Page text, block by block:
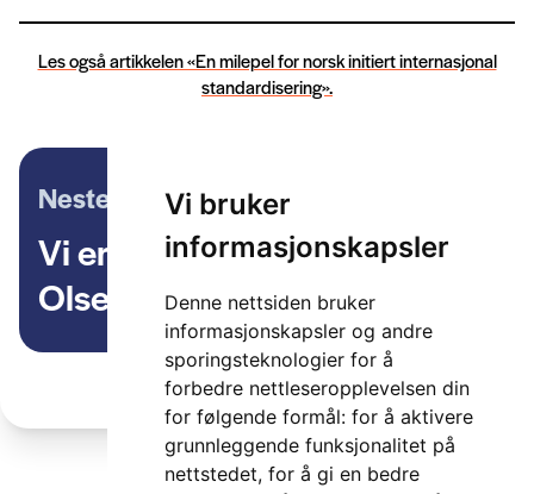
Vi bruker
informasjonskapsler
Denne nettsiden bruker
informasjonskapsler og andre
sporingsteknologier for å
forbedre nettleseropplevelsen din
for følgende formål: for å aktivere
grunnleggende funksjonalitet på
nettstedet, for å gi en bedre
Les også artikkelen «En milepel for norsk initiert internasjonal
standardisering».
Neste artikkel
Vi er ITS Norway – Øystein
Olsen